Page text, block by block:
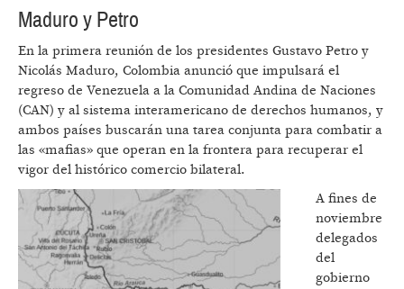
Maduro y Petro
En la primera reunión de los presidentes Gustavo Petro y
Nicolás Maduro, Colombia anunció que impulsará el
regreso de Venezuela a la Comunidad Andina de Naciones
(CAN) y al sistema interamericano de derechos humanos, y
ambos países buscarán una tarea conjunta para combatir a
las «mafias» que operan en la frontera para recuperar el
vigor del histórico comercio bilateral.
A fines de
noviembre
delegados
del
gobierno